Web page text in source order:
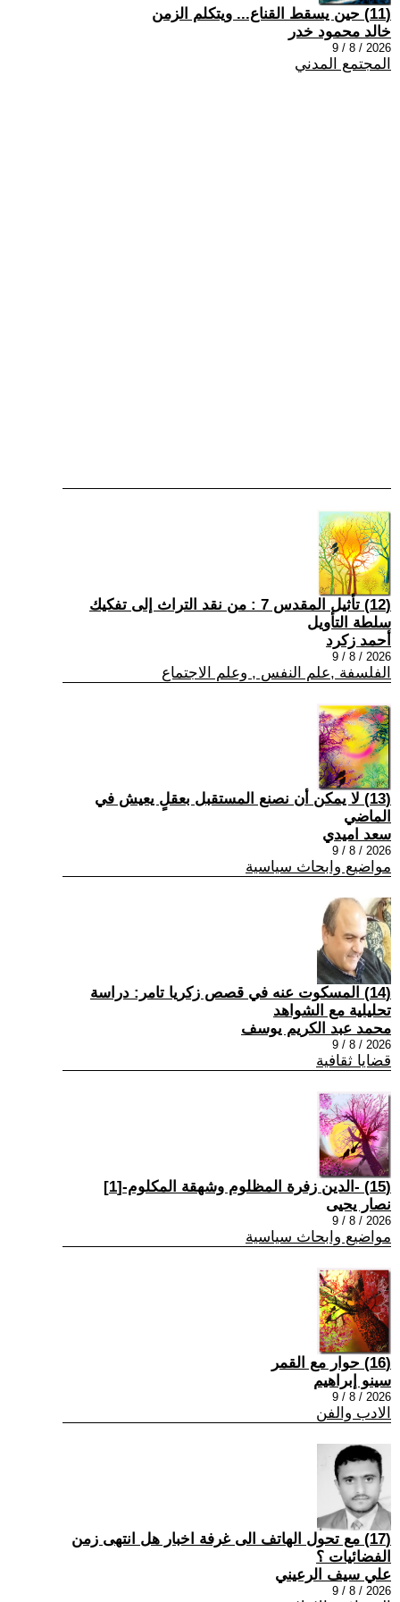
(11) حين يسقط القناع... ويتكلم الزمن
خالد محمود خدر
2026 / 8 / 9
المجتمع المدني
(12) تأثيل المقدس 7 : من نقد التراث إلى تفكيك
سلطة التأويل
أحمد زكرد
2026 / 8 / 9
الفلسفة ,علم النفس , وعلم الاجتماع
(13) لا يمكن أن نصنع المستقبل بعقلٍ يعيش في
الماضي
سعد اميدي
2026 / 8 / 9
مواضيع وابحاث سياسية
(14) المسكوت عنه في قصص زكريا تامر: دراسة
تحليلية مع الشواهد
محمد عبد الكريم يوسف
2026 / 8 / 9
قضايا ثقافية
(15) -الدين زفرة المظلوم وشهقة المكلوم-[1]
نصار يحيى
2026 / 8 / 9
مواضيع وابحاث سياسية
(16) حوار مع القمر
سينو إبراهيم
2026 / 8 / 9
الادب والفن
(17) مع تحول الهاتف الى غرفة اخبار هل انتهى زمن
الفضائيات ؟
علي سيف الرعيني
2026 / 8 / 9